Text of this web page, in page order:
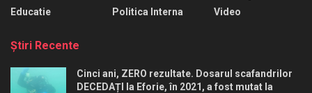
Educatie
Politica Interna
Video
Ştiri Recente
Cinci ani, ZERO rezultate. Dosarul scafandrilor
DECEDAȚI la Eforie, în 2021, a fost mutat la